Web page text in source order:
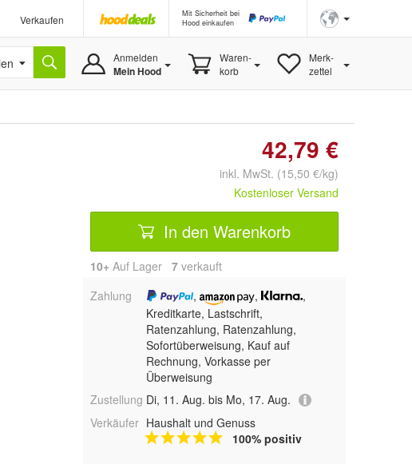
Verkaufen
Mit Sicherheit bei
Hood einkaufen
Anmelden
Mein Hood
Waren-
korb
Merk-
zettel
42,79 €
inkl. MwSt. (15,50 €/kg)
Kostenloser Versand
In den Warenkorb
10+ Auf Lager 7 verkauft
Zahlung
, ,
,
Kreditkarte, Lastschrift,
Ratenzahlung, Ratenzahlung,
Sofortüberweisung, Kauf auf
Rechnung, Vorkasse per
Überweisung
Zustellung Di, 11. Aug. bis Mo, 17. Aug.
Verkäufer Haushalt und Genuss
100% positiv